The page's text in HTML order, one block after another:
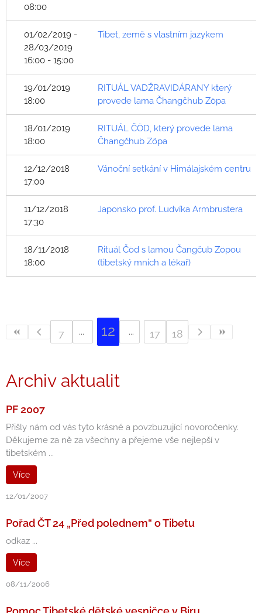
08:00
01/02/2019 -
28/03/2019
16:00 - 15:00
Tibet, země s vlastním jazykem
19/01/2019
18:00
RITUÁL VADŽRAVIDÁRANY který
provede lama Čhangčhub Zöpa
18/01/2019
18:00
RITUÁL ČÖD, který provede lama
Čhangčhub Zöpa
12/12/2018
17:00
Vánoční setkání v Himálajském centru
11/12/2018
17:30
Japonsko prof. Ludvíka Armbrustera
18/11/2018
18:00
Rituál Čöd s lamou Čangčub Zöpou
(tibetský mnich a lékař)
7 12 17 18
Archiv aktualit
PF 2007
Přišly nám od vás tyto krásné a povzbuzující novoročenky.
Děkujeme za ně za všechny a přejeme vše nejlepší v
tibetském ...
Více
12/01/2007
Pořad ČT 24 „Před polednem“ o Tibetu
odkaz ...
Více
08/11/2006